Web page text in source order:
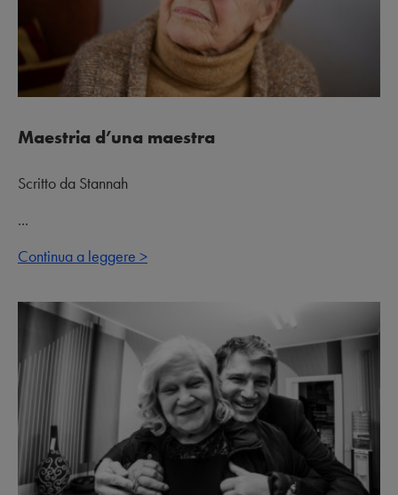
Maestria d’una maestra
Scritto da Stannah
...
Continua a leggere >